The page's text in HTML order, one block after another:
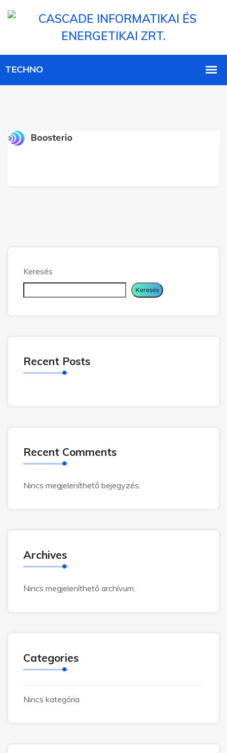
Keresés
Keresés
Recent Posts
Recent Comments
Nincs megjeleníthető bejegyzés.
Archives
Nincs megjeleníthető archívum.
Categories
Nincs kategória